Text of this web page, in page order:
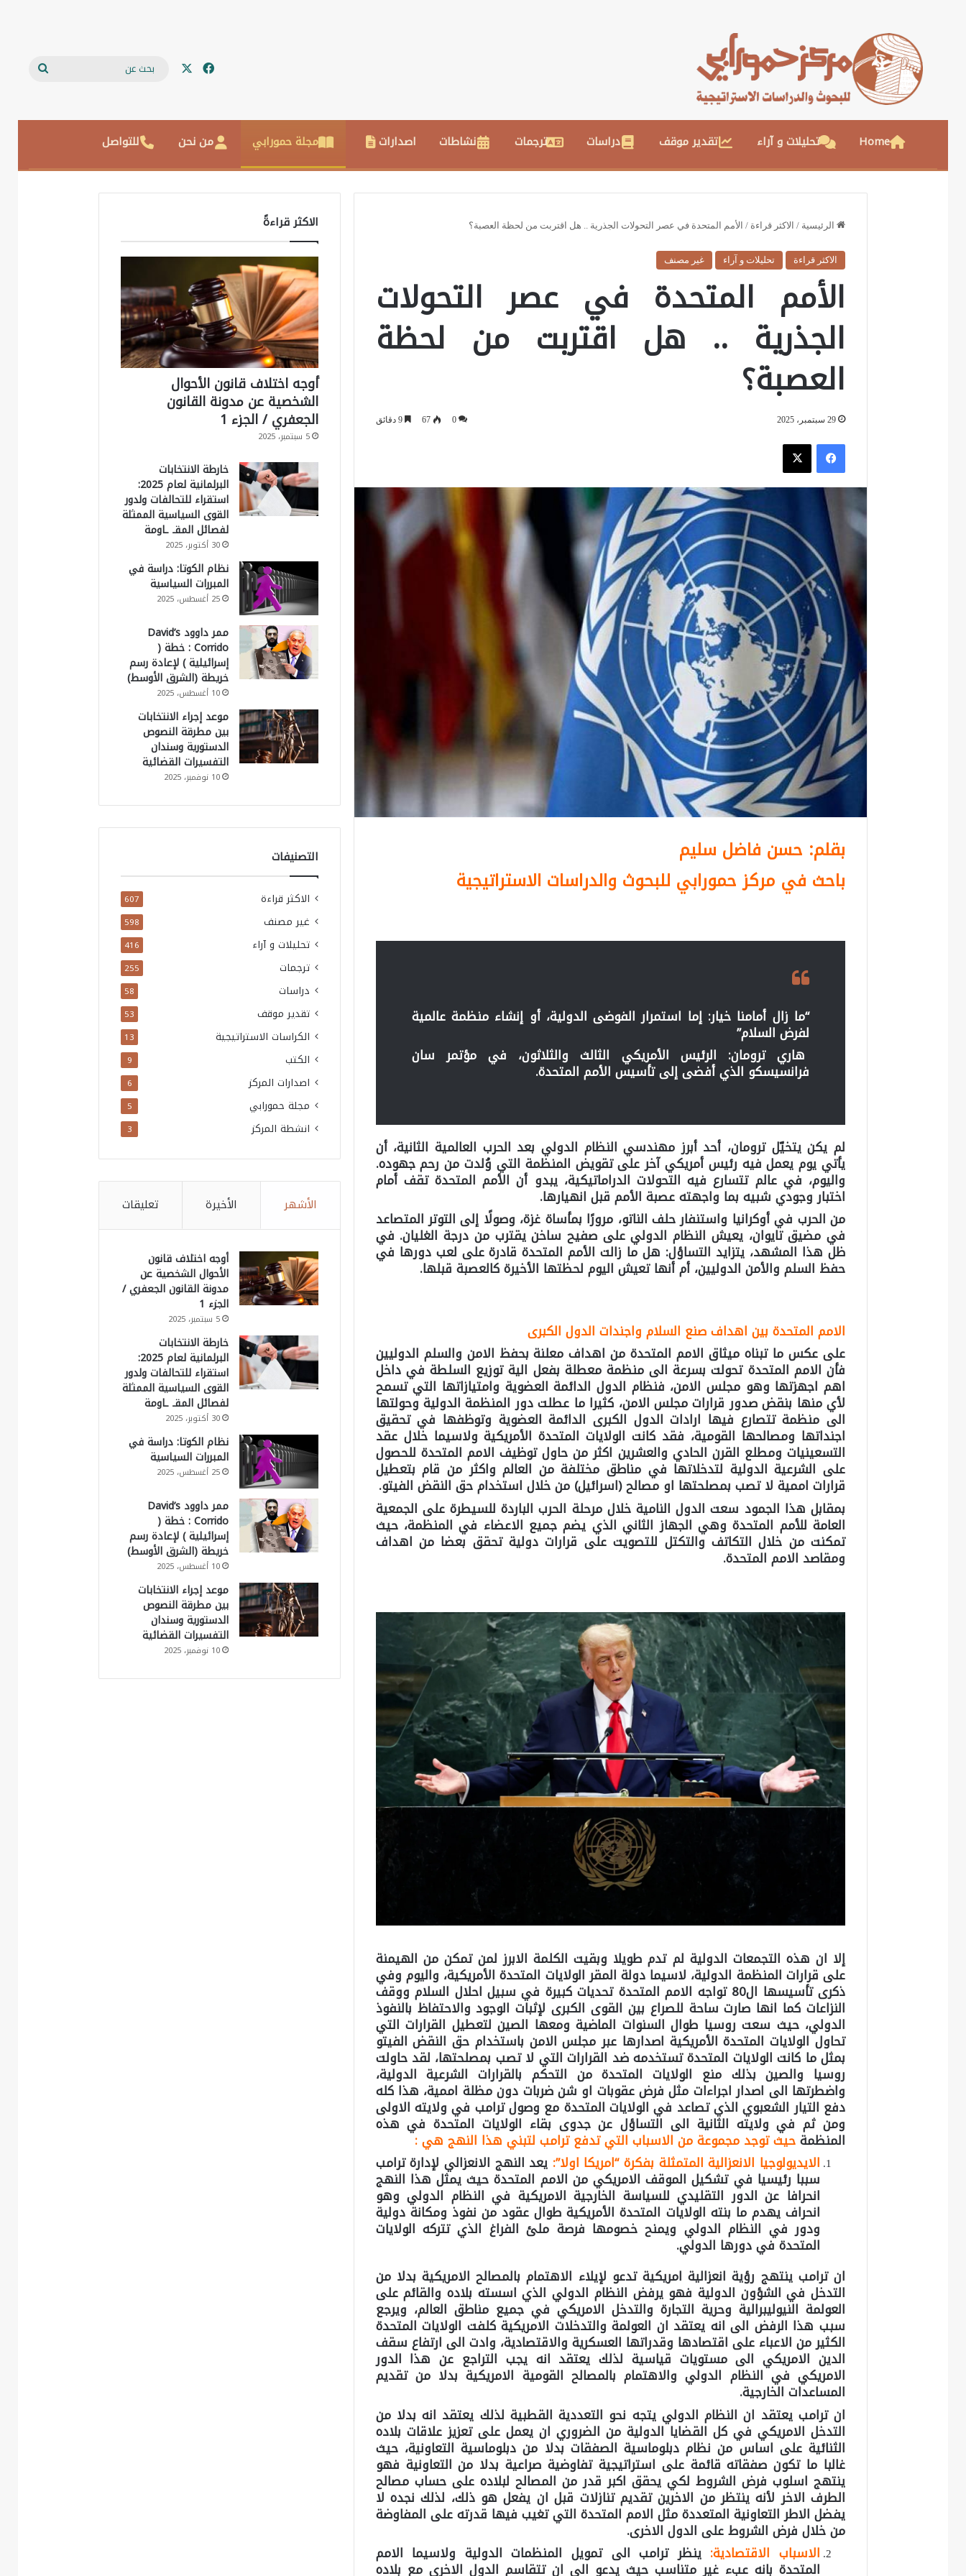
فيسبوك
Home تحليلات و آراء تقدير موقف دراسات ترجمات نشاطات اصدارات مجلة حمورابي من نحن للتواصل
الرئيسية / الاكثر قراءة / الأمم المتحدة في عصر التحولات الجذرية .. هل اقتربت من لحظة العصبة؟
الاكثر قراءة تحليلات و آراء غير مصنف
الأمم المتحدة في عصر التحولات
الجذرية .. هل اقتربت من لحظة
العصبة؟
29 سبتمبر، 2025 0
67 9 دقائق
فيسبوك
بقلم: حسن فاضل سليم
باحث في مركز حمورابي للبحوث والدراسات الاستراتيجية
“ما زال أمامنا خيار: إما استمرار الفوضى الدولية، أو إنشاء منظمة عالمية
لفرض السلام”
هاري ترومان: الرئيس الأمريكي الثالث والثلاثون، في مؤتمر سان
فرانسيسكو الذي أفضى إلى تأسيس الأمم المتحدة.
لم يكن يتخيّل ترومان، أحد أبرز مهندسي النظام الدولي بعد الحرب العالمية الثانية، أن
يأتي يوم يعمل فيه رئيس أمريكي آخر على تقويض المنظمة التي وُلدت من رحم جهوده.
واليوم، في عالم تتسارع فيه التحولات الدراماتيكية، يبدو أن الأمم المتحدة تقف أمام
اختبار وجودي شبيه بما واجهته عصبة الأمم قبل انهيارها.
من الحرب في أوكرانيا واستنفار حلف الناتو، مرورًا بمأساة غزة، وصولًا إلى التوتر المتصاعد
في مضيق تايوان، يعيش النظام الدولي على صفيح ساخن يقترب من درجة الغليان. في
ظل هذا المشهد، يتزايد التساؤل: هل ما زالت الأمم المتحدة قادرة على لعب دورها في
حفظ السلم والأمن الدوليين، أم أنها تعيش اليوم لحظتها الأخيرة كالعصبة قبلها.
الامم المتحدة بين اهداف صنع السلام واجندات الدول الكبرى
على عكس ما تبناه ميثاق الامم المتحدة من اهداف معلنة بحفظ الامن والسلم الدوليين
فأن الامم المتحدة تحولت بسرعة الى منظمة معطلة بفعل الية توزيع السلطة في داخل
اهم اجهزتها وهو مجلس الامن، فنظام الدول الدائمة العضوية وامتيازاتها التي تسمح
لأي منها بنقض صدور قرارات مجلس الامن، كثيرا ما عطلت دور المنظمة الدولية وحولتها
الى منظمة تتصارع فيها ارادات الدول الكبرى الدائمة العضوية وتوظفها في تحقيق
اجنداتها ومصالحها القومية، فقد كانت الولايات المتحدة الأمريكية ولاسيما خلال عقد
التسعينيات ومطلع القرن الحادي والعشرين اكثر من حاول توظيف الامم المتحدة للحصول
على الشرعية الدولية لتدخلاتها في مناطق مختلفة من العالم واكثر من قام بتعطيل
قرارات اممية لا تصب بمصلحتها او مصالح (اسرائيل) من خلال استخدام حق النقض الفيتو.
بمقابل هذا الجمود سعت الدول النامية خلال مرحلة الحرب الباردة للسيطرة على الجمعية
العامة للأمم المتحدة وهي الجهاز الثاني الذي يضم جميع الاعضاء في المنظمة، حيث
تمكنت من خلال التكاتف والتكتل للتصويت على قرارات دولية تحقق بعضا من اهداف
ومقاصد الامم المتحدة.
إلا ان هذه التجمعات الدولية لم تدم طويلا وبقيت الكلمة الابرز لمن تمكن من الهيمنة
على قرارات المنظمة الدولية، لاسيما دولة المقر الولايات المتحدة الأمريكية، واليوم وفي
ذكرى تأسيسها ال80 تواجه الامم المتحدة تحديات كبيرة في سبيل احلال السلام ووقف
النزاعات كما انها صارت ساحة للصراع بين القوى الكبرى لإثبات الوجود والاحتفاظ بالنفوذ
الدولي، حيث سعت روسيا طوال السنوات الماضية ومعها الصين لتعطيل القرارات التي
تحاول الولايات المتحدة الأمريكية اصدارها عبر مجلس الامن باستخدام حق النقض الفيتو
بمثل ما كانت الولايات المتحدة تستخدمه ضد القرارات التي لا تصب بمصلحتها، لقد حاولت
روسيا والصين بذلك منع الولايات المتحدة من التحكم بالقرارات الشرعية الدولية،
واضطرتها الى اصدار اجراءات مثل فرض عقوبات او شن ضربات دون مظلة اممية، هذا كله
دفع التيار الشعبوي الذي تصاعد في الولايات المتحدة مع وصول ترامب في ولايته الاولى
ومن ثم في ولايته الثانية الى التساؤل عن جدوى بقاء الولايات المتحدة في هذه
المنظمةحيث توجد مجموعة من الاسباب التي تدفع ترامب لتبني هذا النهج هي :
الايديولوجيا الانعزالية المتمثلة بفكرة “امريكا اولا”: يعد النهج الانعزالي لإدارة ترامب
سببا رئيسيا في تشكيل الموقف الامريكي من الامم المتحدة حيث يمثل هذا النهج
انحرافا عن الدور التقليدي للسياسة الخارجية الامريكية في النظام الدولي وهو
انحراف يهدم ما بنته الولايات المتحدة الأمريكية طوال عقود من نفوذ ومكانة دولية
ودور في النظام الدولي ويمنح خصومها فرصة ملئ الفراغ الذي تتركه الولايات
المتحدة في دورها الدولي.
ان ترامب ينتهج رؤية انعزالية امريكية تدعو لإيلاء الاهتمام بالمصالح الامريكية بدلا من
التدخل في الشؤون الدولية فهو يرفض النظام الدولي الذي اسسته بلاده والقائم على
العولمة النيوليبرالية وحرية التجارة والتدخل الامريكي في جميع مناطق العالم، ويرجع
سبب هذا الرفض الى انه يعتقد ان العولمة والتدخلات الامريكية كلفت الولايات المتحدة
الكثير من الاعباء على اقتصادها وقدراتها العسكرية والاقتصادية، وادت الى ارتفاع سقف
الدين الامريكي الى مستويات قياسية لذلك يعتقد انه يجب التراجع عن هذا الدور
الامريكي في النظام الدولي والاهتمام بالمصالح القومية الامريكية بدلا من تقديم
المساعدات الخارجية.
ان ترامب يعتقد ان النظام الدولي يتجه نحو التعددية القطبية لذلك يعتقد انه بدلا من
التدخل الامريكي في كل القضايا الدولية من الضروري ان يعمل على تعزيز علاقات بلاده
الثنائية على اساس من نظام دبلوماسية الصفقات بدلا من دبلوماسية التعاونية، حيث
غالبا ما تكون صفقاته قائمة على استراتيجية تفاوضية صراعية بدلا من التعاونية فهو
ينتهج اسلوب فرض الشروط لكي يحقق اكبر قدر من المصالح لبلاده على حساب مصالح
الطرف الاخر لأنه ينتظر من الاخرين تقديم تنازلات قبل ان يفعل هو ذلك، لذلك نجده لا
يفضل الاطر التعاونية المتعددة مثل الامم المتحدة التي تغيب فيها قدرته على المفاوضة
من خلال فرض الشروط على الدول الاخرى.
الاسباب الاقتصادية: ينظر ترامب الى تمويل المنظمات الدولية ولاسيما الامم
المتحدة بانه عبء غير متناسب حيث يدعو الى ان تتقاسم الدول الاخرى مع بلاده
الاكثر قراءةً
أوجه اختلاف قانون الأحوال
الشخصية عن مدونة القانون
الجعفري / الجزء 1
5 سبتمبر، 2025
خارطة الانتخابات
البرلمانية لعام 2025:
استقراء للتحالفات ولدور
القوى السياسية الممثلة
لفصائل المقـ ـاومة
30 أكتوبر، 2025
نظام الكوتا: دراسة في
المبررات السياسية
25 أغسطس، 2025
ممر داوود David’s
Corrido : خطة (
إسرائيلية ) لإعادة رسم
خريطة (الشرق الأوسط)
10 أغسطس، 2025
موعد إجراء الانتخابات
بين مطرقة النصوص
الدستورية وسندان
التفسيرات القضائية
10 نوفمبر، 2025
التصنيفات
الاكثر قراءة 607
غير مصنف 598
تحليلات و آراء 416
ترجمات 255
دراسات 58
تقدير موقف 53
الكراسات الاستراتيجية 13
الكتب 9
اصدارات المركز 6
مجلة حمورابي 5
انشطة المركز 3
الأشهر الأخيرة تعليقات
أوجه اختلاف قانون
الأحوال الشخصية عن
مدونة القانون الجعفري /
الجزء 1
5 سبتمبر، 2025
خارطة الانتخابات
البرلمانية لعام 2025:
استقراء للتحالفات ولدور
القوى السياسية الممثلة
لفصائل المقـ ـاومة
30 أكتوبر، 2025
نظام الكوتا: دراسة في
المبررات السياسية
25 أغسطس، 2025
ممر داوود David’s
Corrido : خطة (
إسرائيلية ) لإعادة رسم
خريطة (الشرق الأوسط)
10 أغسطس، 2025
موعد إجراء الانتخابات
بين مطرقة النصوص
الدستورية وسندان
التفسيرات القضائية
10 نوفمبر، 2025